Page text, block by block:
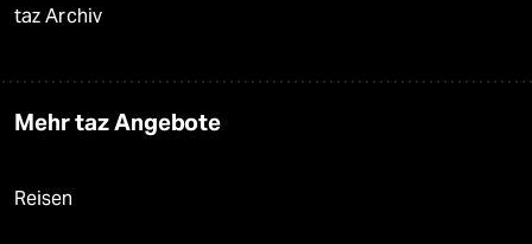
taz Archiv
Mehr taz Angebote
Reisen